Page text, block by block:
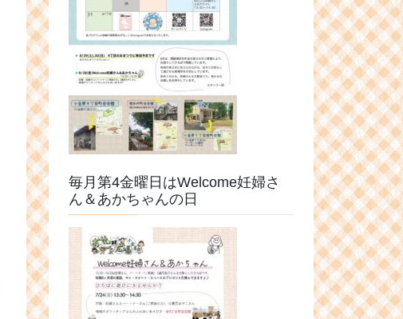
毎月第4金曜日はWelcome妊婦さ
ん＆あかちゃんの日